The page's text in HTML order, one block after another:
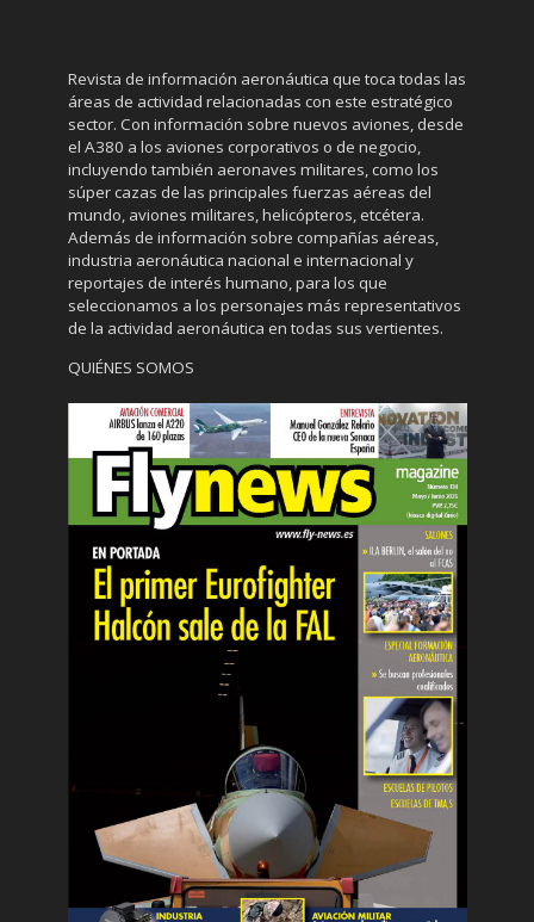
Revista de información aeronáutica que toca todas las
áreas de actividad relacionadas con este estratégico
sector. Con información sobre nuevos aviones, desde
el A380 a los aviones corporativos o de negocio,
incluyendo también aeronaves militares, como los
súper cazas de las principales fuerzas aéreas del
mundo, aviones militares, helicópteros, etcétera.
Además de información sobre compañías aéreas,
industria aeronáutica nacional e internacional y
reportajes de interés humano, para los que
seleccionamos a los personajes más representativos
de la actividad aeronáutica en todas sus vertientes.
QUIÉNES SOMOS